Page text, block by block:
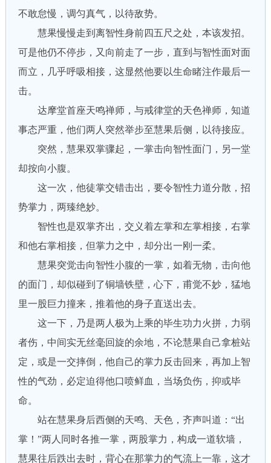
不敢怠慢，调匀真气，以待敌势。
慧果慢慢走到离智性身前四五尺之处，本该发招。
可是他仍不停步，又向前走了一步，直到与智性面对面
而立，几乎呼吸相接，这显然他要以生命睹注作最后一
击。
达摩堂首座天鸣禅师，与戒律堂的天色禅师，知道
事态严重，他们两人突然举步至慧果后侧，以待接应。
突然，慧果双掌骤起，一掌击向智性面门，另一堂
却按向小腹。
这一次，他徒掌交错击出，要令智性力道分散，招
势掌力，两臻绝妙。
智性也是双掌齐出，交义着左掌和左掌相接，右掌
和他右掌相接，但掌力之中，却分出一刚一柔。
慧果突觉击向智性小腹的一掌，如着无物，击向他
的面门，却似碰到了铜墙铁壁，心下，甫觉不妙，猛地
里一股巨力撞来，推着他的身子直送出去。
这一下，乃是两人极为上乘的毕生功力火拼，力弱
者伤，中间实无丝毫回旋的余地，不论慧果自己拿桩站
定，或是一交摔倒，他自己的掌力反击回来，再加上智
性的气劲，必定迫得他口喷鲜血，当场负伤，抑或毕
命。
站在慧果身后西侧的天鸣、天色，齐声叫道：“出
掌！”两人同时各推一掌，两股掌力，构成一道软墙，
慧果往后跌出去时，背心在那掌力的气流上一靠，这才